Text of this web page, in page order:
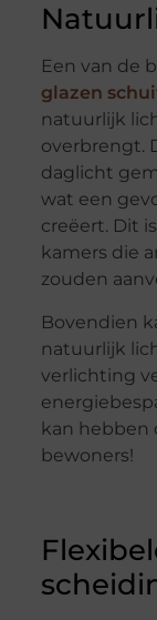
Een van de
glazen
natuurlijk
overbrengt.
daglicht
wat een
creëert. Dit
kamers die
zouden
Bovendien
natuurlijk
verlichting
kan hebben
bewoners!